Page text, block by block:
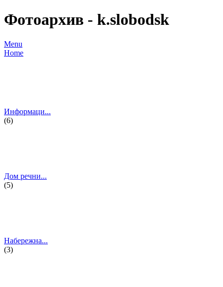
Фотоархив - k.slobodsk
Menu
Home
Информаци...
(6)
Дом речни...
(5)
Набережна...
(3)